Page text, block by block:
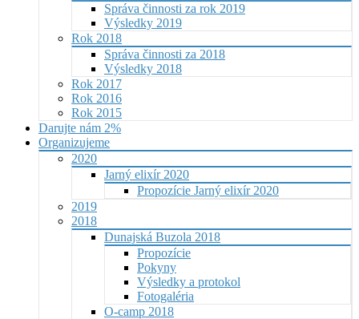
Správa činnosti za rok 2019
Výsledky 2019
Rok 2018
Správa činnosti za 2018
Výsledky 2018
Rok 2017
Rok 2016
Rok 2015
Darujte nám 2%
Organizujeme
2020
Jarný elixír 2020
Propozície Jarný elixír 2020
2019
2018
Dunajská Buzola 2018
Propozície
Pokyny
Výsledky a protokol
Fotogaléria
O-camp 2018